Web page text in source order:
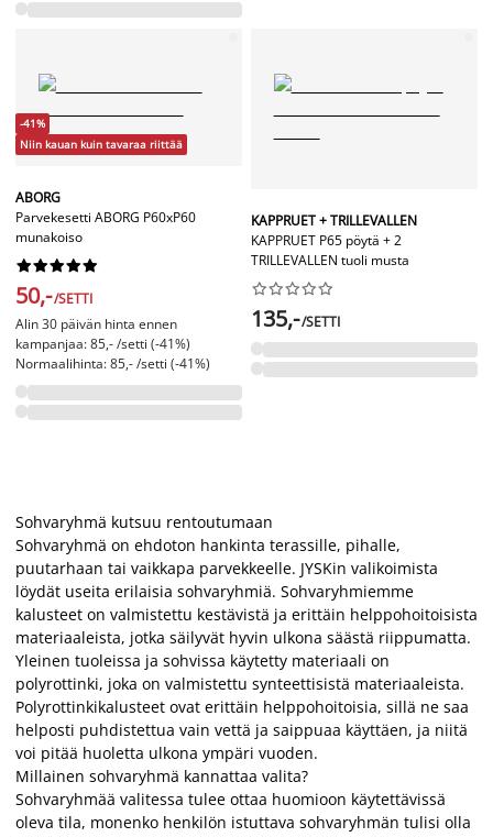
-41%
Niin kauan kuin tavaraa riittää
ABORG
Parvekesetti ABORG P60xP60
munakoiso






50,-/SETTI
Alin 30 päivän hinta ennen
kampanjaa: 85,- /setti (-41%)
Normaalihinta: 85,- /setti (-41%)
KAPPRUET + TRILLEVALLEN
KAPPRUET P65 pöytä + 2
TRILLEVALLEN tuoli musta






135,-/SETTI
Sohvaryhmä kutsuu rentoutumaan
Sohvaryhmä on ehdoton hankinta terassille, pihalle,
puutarhaan tai vaikkapa parvekkeelle. JYSKin valikoimista
löydät useita erilaisia sohvaryhmiä. Sohvaryhmiemme
kalusteet on valmistettu kestävistä ja erittäin helppohoitoisista
materiaaleista, jotka säilyvät hyvin ulkona säästä riippumatta.
Yleinen tuoleissa ja sohvissa käytetty materiaali on
polyrottinki, joka on valmistettu synteettisistä materiaaleista.
Polyrottinkikalusteet ovat erittäin helppohoitoisia, sillä ne saa
helposti puhdistettua vain vettä ja saippuaa käyttäen, ja niitä
voi pitää huoletta ulkona ympäri vuoden.
Millainen sohvaryhmä kannattaa valita?
Sohvaryhmää valitessa tulee ottaa huomioon käytettävissä
oleva tila, monenko henkilön istuttava sohvaryhmän tulisi olla